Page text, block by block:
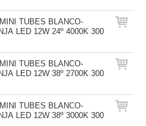
TUBES BLANCO-
LED 12W 24º 4000K 300
TUBES BLANCO-
LED 12W 38º 2700K 300
TUBES BLANCO-
LED 12W 38º 3000K 300